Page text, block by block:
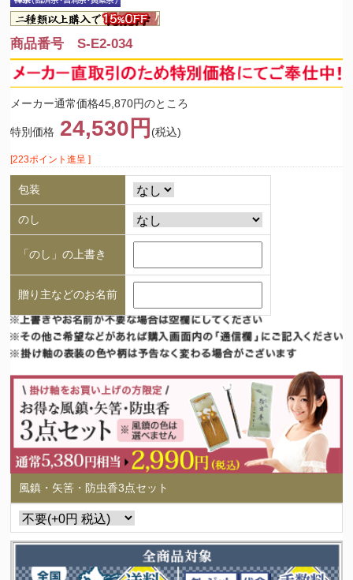
商品番号 S-E2-034
メーカー通常価格45,870円のところ
特別価格 24,530円 (税込)
[223ポイント進呈 ]
包装
のし
「のし」の上書き
贈り主などのお名前
風鎮・矢筈・防虫香3点セット